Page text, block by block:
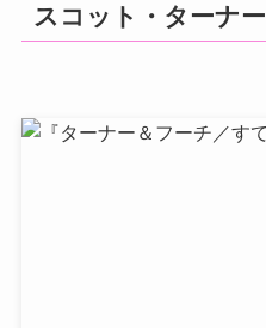
スコット・ターナー